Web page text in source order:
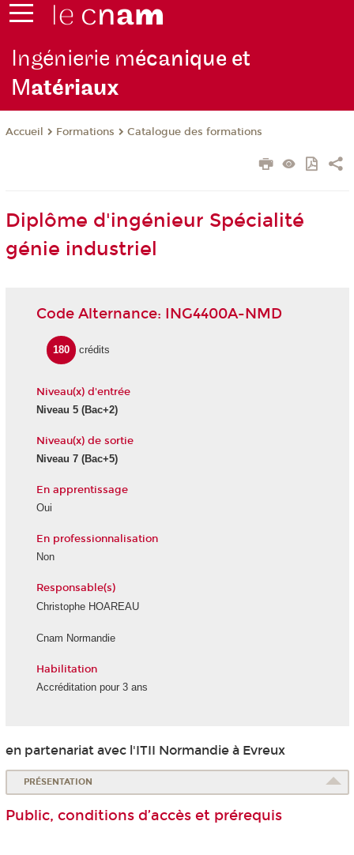
Ingénierie mécanique et
Matériaux
Accueil Formations Catalogue des formations
Diplôme d'ingénieur Spécialité
génie industriel
Code Alternance: ING4400A-NMD
180 crédits
Niveau(x) d'entrée
Niveau 5(Bac+2)
Niveau(x) de sortie
Niveau 7(Bac+5)
En apprentissage
Oui
En professionnalisation
Non
Responsable(s)
Christophe HOAREAU
Cnam Normandie
Habilitation
Accréditation pour 3 ans
en partenariat avec l'ITII Normandie à Evreux
PRÉSENTATION
Public, conditions d’accès et prérequis